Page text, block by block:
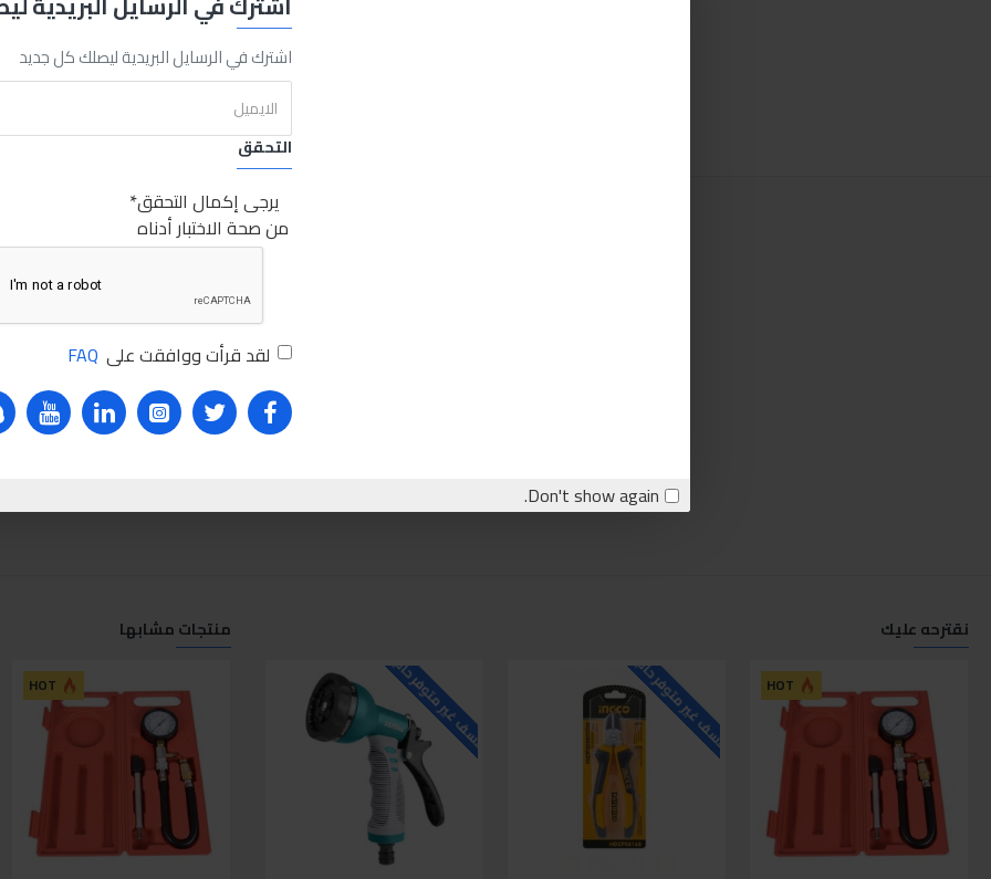
اشترك في الرسايل البريدية ليصلك كل جديد
التحقق
يرجى إكمال التحقق
من صحة الاختبار أدناه
لقد قرأت ووافقت على FAQ
Don't show again.
نقترحه عليك
HOT للاسف غير متوفر حاليا للاسف غير متوفر حاليا HOT للاسف غير متوفر حاليا
منتجات مشابها
HOT